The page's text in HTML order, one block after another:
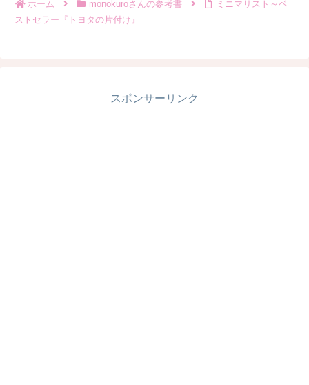
ホーム monokuroさんの参考書
ミニマリスト～ベ
ストセラー『トヨタの片付け』
スポンサーリンク